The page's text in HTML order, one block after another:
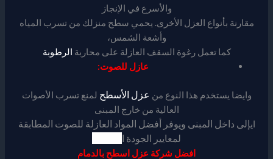
والأسرع في الإنجاز
مقارنة بأنواع العزل الأخرى. يحمي سطح منزلك من تسرب المياه
وأشعة الشمس،
كما تعمل رغوة السقف العازلة على محاربة الرطوبة
عازل للصوت:
وايضا يستخدم هذا النوع من عزل الأسطح لمنع تسرب الأصوات
العالية من خارج المبنى
ايإلى داخل المبنى ويوفر أفضل المواد العازلة للصوت المطابقة
لمعايير الجودة ا
افضل شركة عزل اسطح بالدمام